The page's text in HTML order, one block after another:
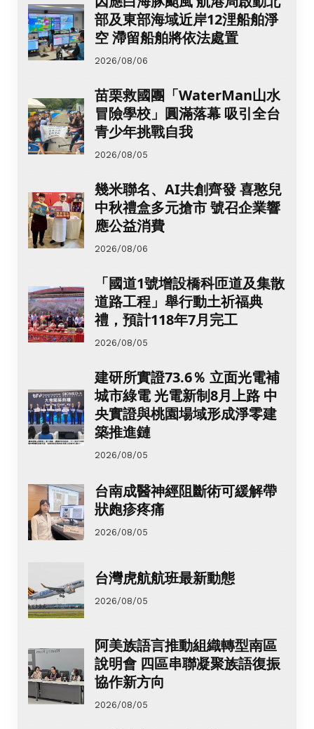
部及東部海域近岸12浬船舶淨
空 滯留船舶將依法處置
2026/08/06
苗栗救國團「WaterMan山水
冒險學校」圓滿落幕 吸引全台
青少年挑戰自我
2026/08/05
幾米聯名、AI共創齊發 喜憨兒
中秋禮盒多元搶市 號召企業響
應公益消費
2026/08/06
「國道1號增設橋科匝道及集散
道路工程」舉行動土祈福典
禮，預計118年7月完工
2026/08/05
建研所實證73.6％ 立面光電補
城市綠電 光電新制8月上路 中
央實證與桃園場域形成淨零建
築推進鏈
2026/08/05
台南成醫神經阻斷術可緩解帶
狀皰疹疼痛
2026/08/05
台灣虎航航班最新動態
2026/08/05
阿美族語言推動組織轉型南區
說明會 四區串聯凝聚族語復振
協作新方向
2026/08/05